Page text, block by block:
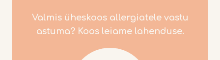
Valmis üheskoos allergiatele vastu
astuma? Koos leiame lahenduse.